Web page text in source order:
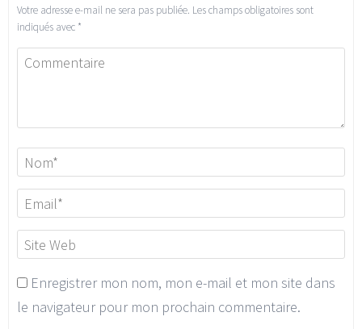
Votre adresse e-mail ne sera pas publiée. Les champs obligatoires sont
indiqués avec *
Enregistrer mon nom, mon e-mail et mon site dans
le navigateur pour mon prochain commentaire.